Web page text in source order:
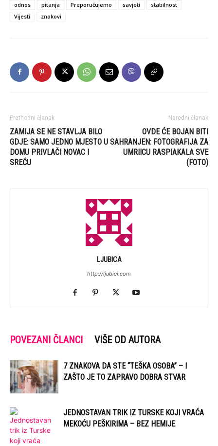
odnos
pitanja Preporučujemo savjeti
stabilnost
Vijesti
znakovi
Prethodni članak
ZAMIJA SE NE STAVLJA BILO
GDJE: SAMO JEDNO MJESTO U
DOMU PRIVLAČI NOVAC I
SREĆU
Naredni članak
OVDE ĆE BOJAN BITI
SAHRANJEN: FOTOGRAFIJA ZA
UMRIICU RASPIAKALA SVE
(FOTO)
LJUBICA
http://ljubici.com
POVEZANI ČLANCI VIŠE OD AUTORA
7 ZNAKOVA DA STE “TEŠKA OSOBA” – I
ZAŠTO JE TO ZAPRAVO DOBRA STVAR
JEDNOSTAVAN TRIK IZ TURSKE KOJI VRAĆA
MEKOĆU PEŠKIRIMA – BEZ HEMIJE